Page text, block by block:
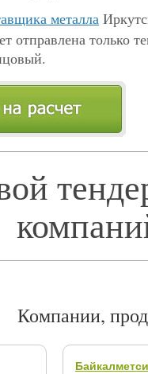
металла
отправлена только
Компании,